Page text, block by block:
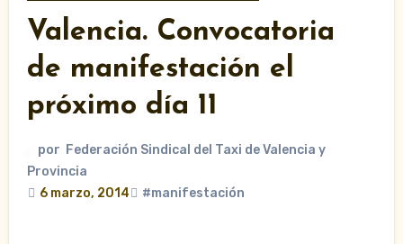
Valencia. Convocatoria
de manifestación el
próximo día 11
por Federación Sindical del Taxi de Valencia y
Provincia
6 marzo, 2014
#manifestación